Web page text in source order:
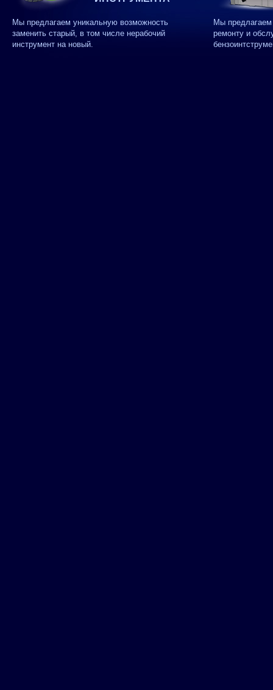
Мы предлагаем уникальную возможность
заменить старый, в том числе нерабочий
инструмент на новый.
Мы
ремонту и